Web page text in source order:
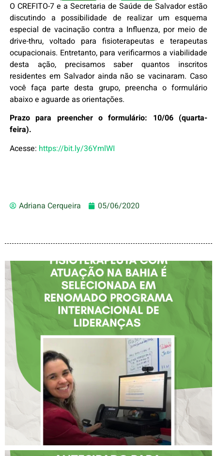
O CREFITO-7 e a Secretaria de Saúde de Salvador estão
discutindo a possibilidade de realizar um esquema
especial de vacinação contra a Influenza, por meio de
drive-thru, voltado para fisioterapeutas e terapeutas
ocupacionais. Entretanto, para verificarmos a viabilidade
desta ação, precisamos saber quantos inscritos
residentes em Salvador ainda não se vacinaram. Caso
você faça parte desta grupo, preencha o formulário
abaixo e aguarde as orientações.
Prazo para preencher o formulário: 10/06 (quarta-
feira).
Acesse: https://bit.ly/36YmlWI
Adriana Cerqueira 05/06/2020
FISIOTERAPEUTA COM
ATUAÇÃO NA BAHIA É
SELECIONADA EM
RENOMADO PROGRAMA
INTERNACIONAL DE
LIDERANÇAS